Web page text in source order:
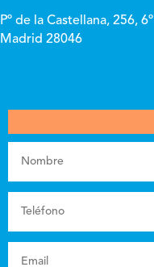
Pº de la Castellana, 256, 6º
Madrid 28046